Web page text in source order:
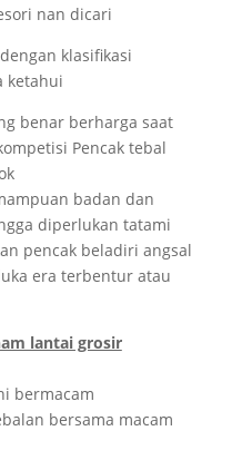
nan dicari
klasifikasi
ketahui
benar berharga saat
Pencak tebal
badan dan
diperlukan tatami
pencak beladiri angsal
era terbentur atau
lantai grosir
bermacam
bersama macam